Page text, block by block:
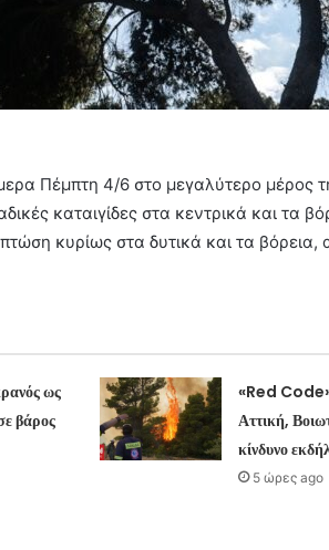
Πέμπτη 4/6 στο μεγαλύτερο μέρος
καταιγίδες στα κεντρικά και τα
κυρίως στα δυτικά και τα βόρεια,
ως
βάρος
«Red
Αττική,
κίνδυνο
5 ώρες ago